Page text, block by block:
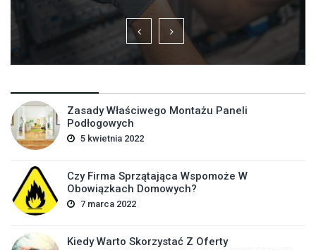
Zasady Właściwego Montażu Paneli
Podłogowych
5 kwietnia 2022
Czy Firma Sprzątająca Wspomoże W
Obowiązkach Domowych?
7 marca 2022
Kiedy Warto Skorzystać Z Oferty